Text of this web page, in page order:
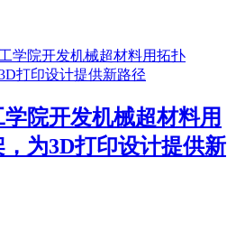
院开发机械超材料用
为3D打印设计提供新